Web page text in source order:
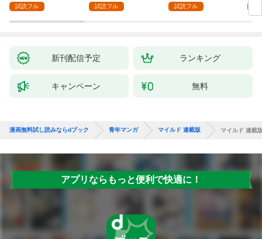
試読フル 試読フル 試読フル
新刊配信予定 ランキング
キャンペーン 無料
漫画無料試し読みならdブック 青年マンガ マイルド 連載版 マイルド 連載
アプリならもっと便利で快適に！